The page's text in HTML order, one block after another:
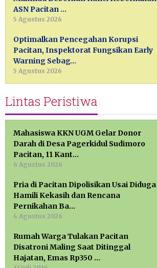
ASN Pacitan …
5 Agustus 2026
Optimalkan Pencegahan Korupsi
Pacitan, Inspektorat Fungsikan Early
Warning Sebag…
5 Agustus 2026
Lintas Peristiwa
Mahasiswa KKN UGM Gelar Donor
Darah di Desa Pagerkidul Sudimoro
Pacitan, 11 Kant…
6 Agustus 2026
Pria di Pacitan Dipolisikan Usai Diduga
Hamili Kekasih dan Rencana
Pernikahan Ba…
4 Agustus 2026
Rumah Warga Tulakan Pacitan
Disatroni Maling Saat Ditinggal
Hajatan, Emas Rp350 …